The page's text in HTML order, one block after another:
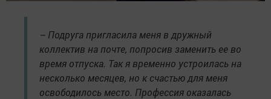
– Подруга пригласила меня в дружный
коллектив на почте, попросив заменить ее во
время отпуска. Так я временно устроилась на
несколько месяцев, но к счастью для меня
освободилось место. Профессия оказалась